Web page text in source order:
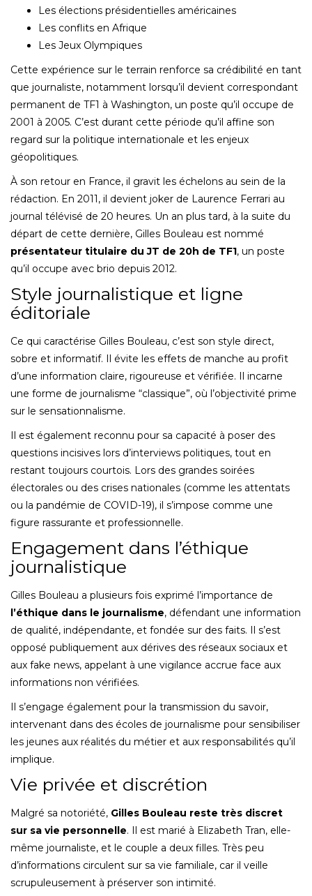
Les élections présidentielles américaines
Les conflits en Afrique
Les Jeux Olympiques
Cette expérience sur le terrain renforce sa crédibilité en tant
que journaliste, notamment lorsqu’il devient correspondant
permanent de TF1 à Washington, un poste qu’il occupe de
2001 à 2005. C’est durant cette période qu’il affine son
regard sur la politique internationale et les enjeux
géopolitiques.
À son retour en France, il gravit les échelons au sein de la
rédaction. En 2011, il devient joker de Laurence Ferrari au
journal télévisé de 20 heures. Un an plus tard, à la suite du
départ de cette dernière, Gilles Bouleau est nommé
présentateur titulaire du JT de 20h de TF1, un poste
qu’il occupe avec brio depuis 2012.
Style journalistique et ligne
éditoriale
Ce qui caractérise Gilles Bouleau, c’est son style direct,
sobre et informatif. Il évite les effets de manche au profit
d’une information claire, rigoureuse et vérifiée. Il incarne
une forme de journalisme “classique”, où l’objectivité prime
sur le sensationnalisme.
Il est également reconnu pour sa capacité à poser des
questions incisives lors d’interviews politiques, tout en
restant toujours courtois. Lors des grandes soirées
électorales ou des crises nationales (comme les attentats
ou la pandémie de COVID-19), il s’impose comme une
figure rassurante et professionnelle.
Engagement dans l’éthique
journalistique
Gilles Bouleau a plusieurs fois exprimé l’importance de
l’éthique dans le journalisme, défendant une information
de qualité, indépendante, et fondée sur des faits. Il s’est
opposé publiquement aux dérives des réseaux sociaux et
aux fake news, appelant à une vigilance accrue face aux
informations non vérifiées.
Il s’engage également pour la transmission du savoir,
intervenant dans des écoles de journalisme pour sensibiliser
les jeunes aux réalités du métier et aux responsabilités qu’il
implique.
Vie privée et discrétion
Malgré sa notoriété, Gilles Bouleau reste très discret
sur sa vie personnelle. Il est marié à Elizabeth Tran, elle-
même journaliste, et le couple a deux filles. Très peu
d’informations circulent sur sa vie familiale, car il veille
scrupuleusement à préserver son intimité.